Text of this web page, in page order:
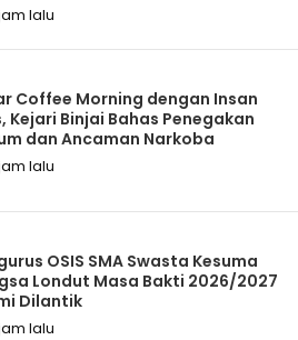
lalu
Coffee Morning dengan Insan
Kejari Binjai Bahas Penegakan
dan Ancaman Narkoba
lalu
OSIS SMA Swasta Kesuma
Londut Masa Bakti 2026/2027
Dilantik
lalu